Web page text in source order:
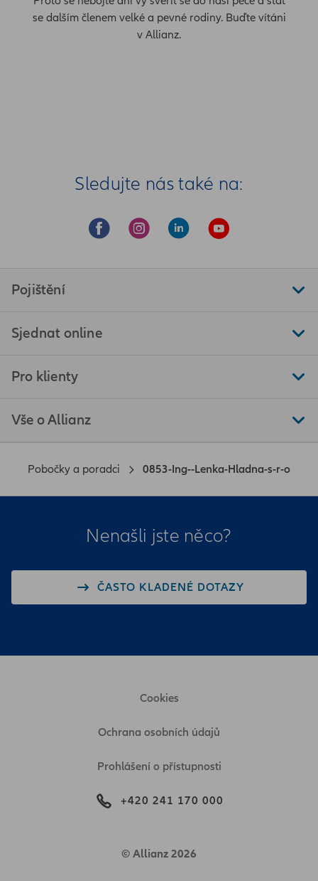
se dalším členem velké a pevné rodiny. Buďte vítáni
v Allianz.
Sledujte nás také na:
Pojištění
Sjednat online
Pro klienty
Vše o Allianz
Nenašli jste něco?
ČASTO KLADENÉ DOTAZY
Cookies
Ochrana osobních údajů
Prohlášení o přístupnosti
© Allianz 2026
+420 241 170 000
Pobočky a poradci 0853-Ing--Lenka-Hladna-s-r-o